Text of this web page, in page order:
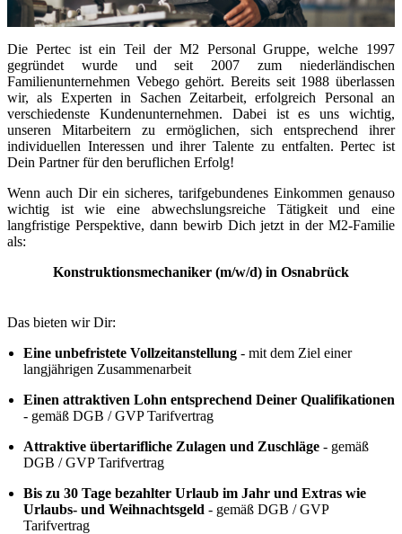
Die Pertec ist ein Teil der M2 Personal Gruppe, welche 1997
gegründet wurde und seit 2007 zum niederländischen
Familienunternehmen Vebego gehört. Bereits seit 1988 überlassen
wir, als Experten in Sachen Zeitarbeit, erfolgreich Personal an
verschiedenste Kundenunternehmen. Dabei ist es uns wichtig,
unseren Mitarbeitern zu ermöglichen, sich entsprechend ihrer
individuellen Interessen und ihrer Talente zu entfalten. Pertec ist
Dein Partner für den beruflichen Erfolg!
Wenn auch Dir ein sicheres, tarifgebundenes Einkommen genauso
wichtig ist wie eine abwechslungsreiche Tätigkeit und eine
langfristige Perspektive, dann bewirb Dich jetzt in der M2-Familie
als:
Konstruktionsmechaniker (m/w/d) in Osnabrück
Das bieten wir Dir:
Eine unbefristete Vollzeitanstellung - mit dem Ziel einer
langjährigen Zusammenarbeit
Einen attraktiven Lohn entsprechend Deiner Qualifikationen
- gemäß DGB / GVP Tarifvertrag
Attraktive übertarifliche Zulagen und Zuschläge - gemäß
DGB / GVP Tarifvertrag
Bis zu 30 Tage bezahlter Urlaub im Jahr und Extras wie
Urlaubs- und Weihnachtsgeld - gemäß DGB / GVP
Tarifvertrag